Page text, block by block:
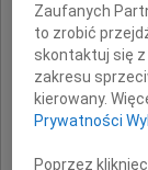
Zaufanych
to zrobić
skontaktuj się
zakresu
kierowany.
Prywatności
Poprzez